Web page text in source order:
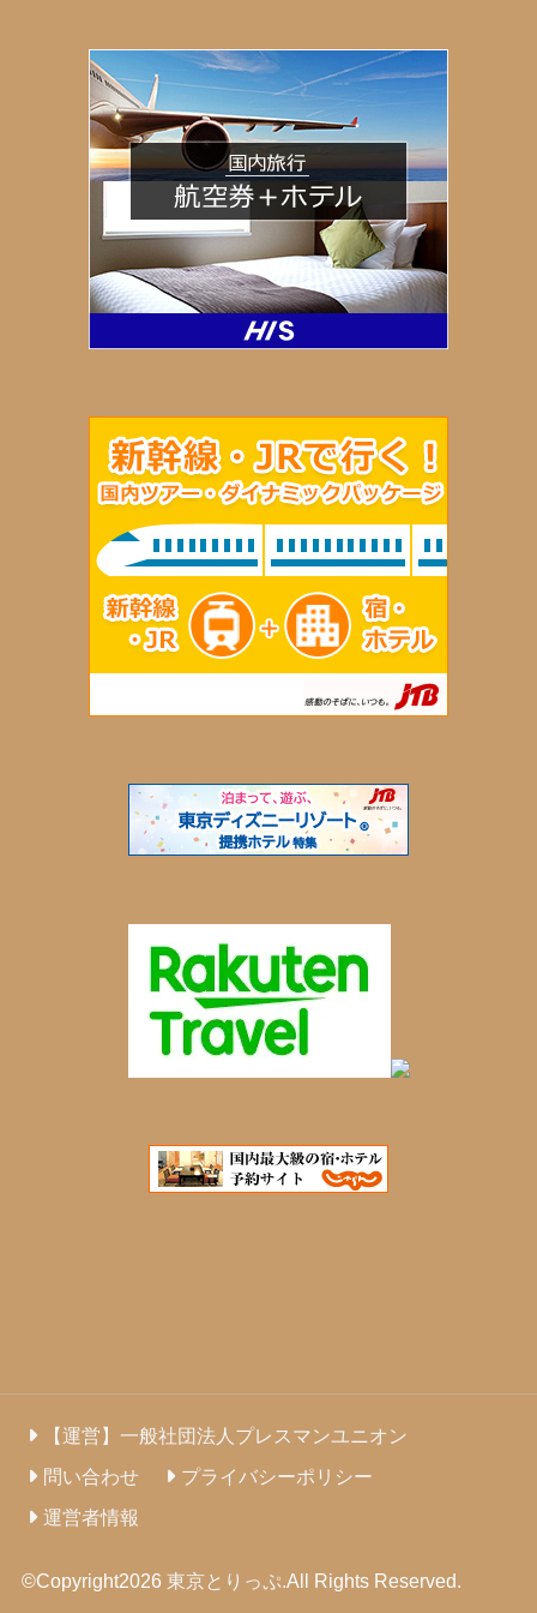
【運営】一般社団法人プレスマンユニオン
問い合わせ
プライバシーポリシー
運営者情報
©Copyright2026 東京とりっぷ.All Rights Reserved.